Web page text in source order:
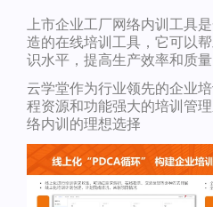
上市企业工厂网络内训工具
造的在线培训工具，它可以
识水平，提高生产效率和质量
云学堂作为行业领先的企业
程资源和功能强大的培训管
络内训的理想选择